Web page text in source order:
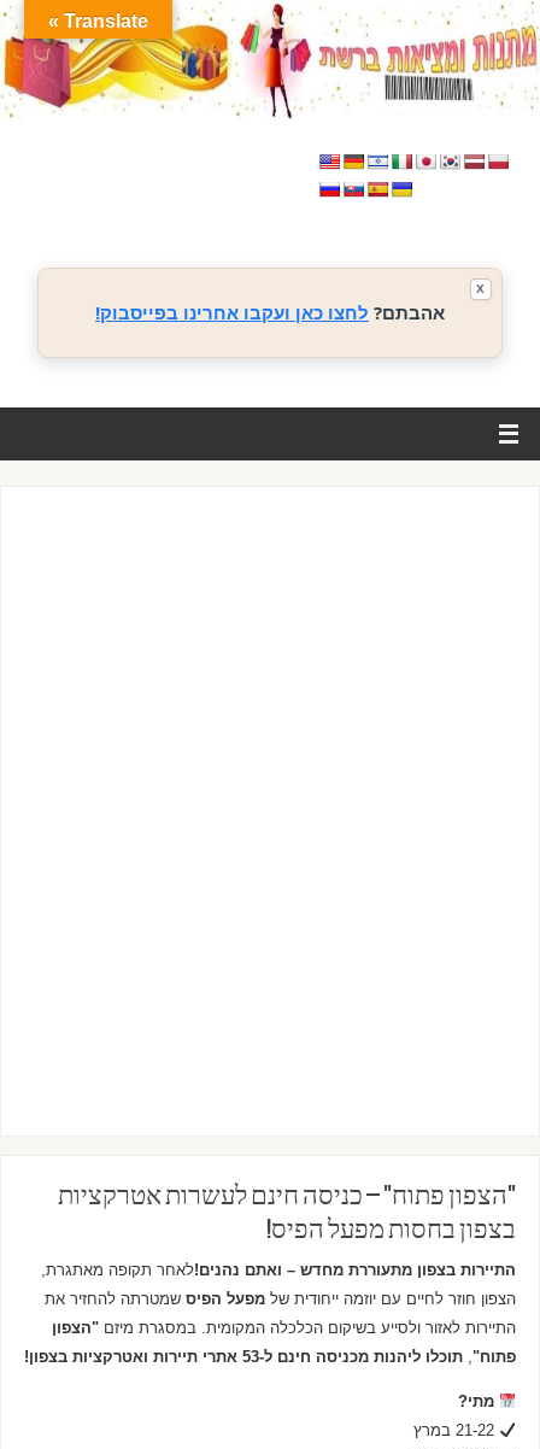
אהבתם? לחצו כאן ועקבו אחרינו בפייסבוק!
X
"הצפון פתוח" – כניסה חינם לעשרות אטרקציות
בצפון בחסות מפעל הפיס!
התיירות בצפון מתעוררת מחדש – ואתם נהנים!לאחר תקופה מאתגרת,
הצפון חוזר לחיים עם יוזמה ייחודית של מפעל הפיסשמטרתה להחזיר את
התיירות לאזור ולסייע בשיקום הכלכלה המקומית. במסגרת מיזם "הצפון
פתוח", תוכלו ליהנות מכניסה חינם ל-53 אתרי תיירות ואטרקציות בצפון!
מתי?
21-22 במרץ
Translate »